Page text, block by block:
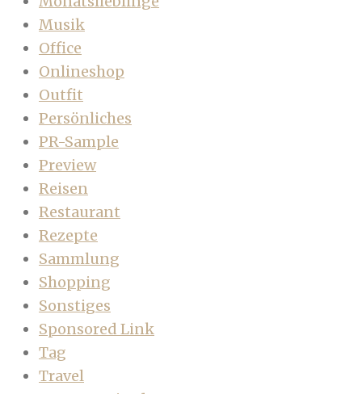
Musik
Office
Onlineshop
Outfit
Persönliches
PR-Sample
Preview
Reisen
Restaurant
Rezepte
Sammlung
Shopping
Sonstiges
Sponsored Link
Tag
Travel